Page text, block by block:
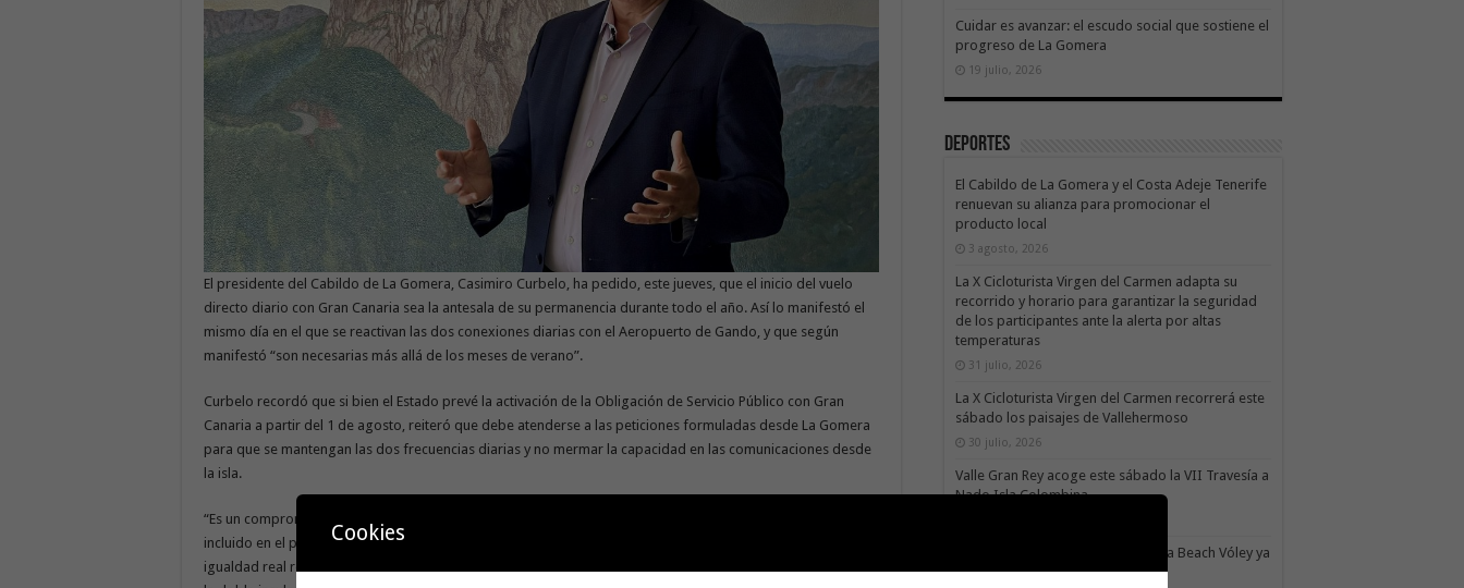
El presidente del Cabildo de La Gomera, Casimiro Curbelo, ha pedido, este jueves, que el inicio del vuelo
directo diario con Gran Canaria sea la antesala de su permanencia durante todo el año. Así lo manifestó el
mismo día en el que se reactivan las dos conexiones diarias con el Aeropuerto de Gando, y que según
manifestó “son necesarias más allá de los meses de verano”.
Curbelo recordó que si bien el Estado prevé la activación de la Obligación de Servicio Público con Gran
Canaria a partir del 1 de agosto, reiteró que debe atenderse a las peticiones formuladas desde La Gomera
para que se mantengan las dos frecuencias diarias y no mermar la capacidad en las comunicaciones desde
la isla.
“Es un compromiso que el Ministerio de Movilidad adquirió con el presidente del Cabildo insular y que está
incluido en el pacto de gobernabilidad de Canarias. Ahora debe materializarse para así alcanzar una
igualdad real respecto al resto de islas, porque de lo contrario seguiremos padeciendo las dificultades de
Cuidar es avanzar: el escudo social que sostiene el
progreso de La Gomera
19 julio, 2026
Deportes
El Cabildo de La Gomera y el Costa Adeje Tenerife
renuevan su alianza para promocionar el
producto local
3 agosto, 2026
La X Cicloturista Virgen del Carmen adapta su
recorrido y horario para garantizar la seguridad
de los participantes ante la alerta por altas
temperaturas
31 julio, 2026
La X Cicloturista Virgen del Carmen recorrerá este
sábado los paisajes de Vallehermoso
30 julio, 2026
Valle Gran Rey acoge este sábado la VII Travesía a
Nado Isla Colombina
El II torneo Autonómico Gomahara Beach Vóley ya
tiene fecha
Cookies